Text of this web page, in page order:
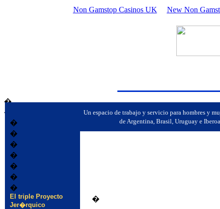
Non Gamstop Casinos UK New Non
�
Un espacio de trabajo y servicio para hombres y
de Argentina, Brasil, Uruguay e
�
�
�
�
�
�
�
�
�
El triple Proyecto
Jer�rquico